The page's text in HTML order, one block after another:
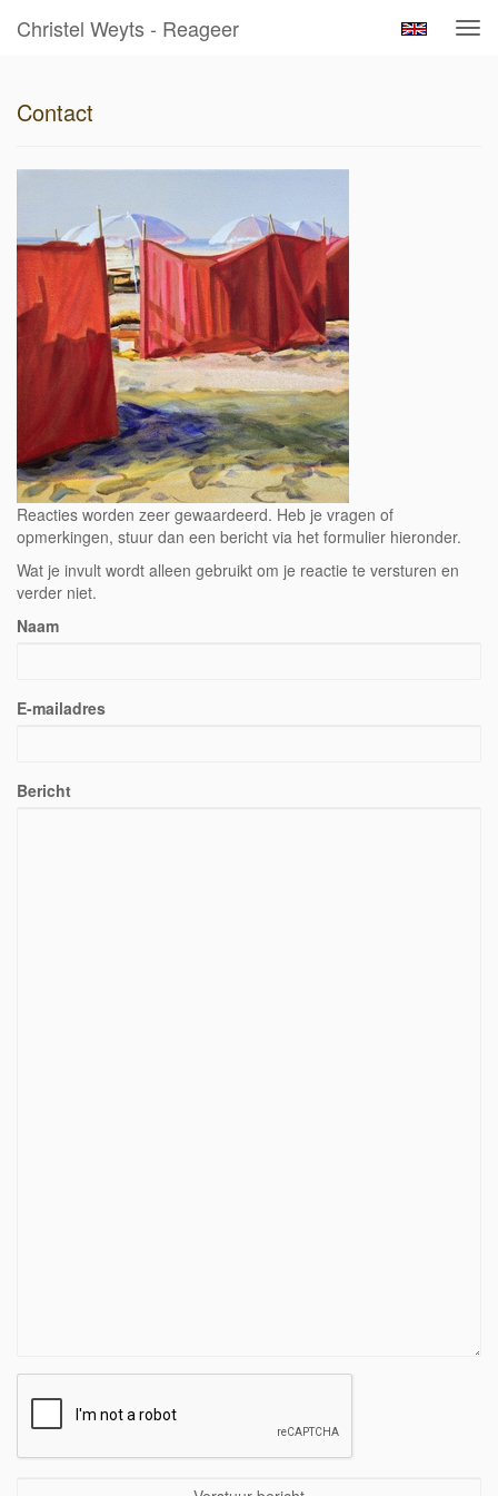
Christel Weyts - Reageer
Contact
Reacties worden zeer gewaardeerd. Heb je vragen of
opmerkingen, stuur dan een bericht via het formulier hieronder.
Wat je invult wordt alleen gebruikt om je reactie te versturen en
verder niet.
Naam
E-mailadres
Bericht